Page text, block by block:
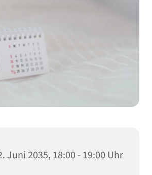
Juni 2035, 18:00 - 19:00 Uhr